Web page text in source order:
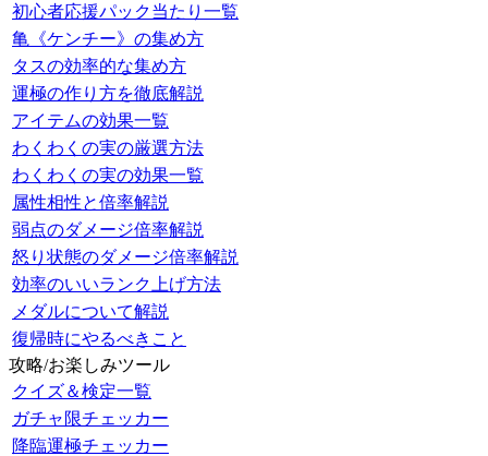
初心者応援パック当たり一覧
亀《ケンチー》の集め方
タスの効率的な集め方
運極の作り方を徹底解説
アイテムの効果一覧
わくわくの実の厳選方法
わくわくの実の効果一覧
属性相性と倍率解説
弱点のダメージ倍率解説
怒り状態のダメージ倍率解説
効率のいいランク上げ方法
メダルについて解説
復帰時にやるべきこと
攻略/お楽しみツール
クイズ＆検定一覧
ガチャ限チェッカー
降臨運極チェッカー